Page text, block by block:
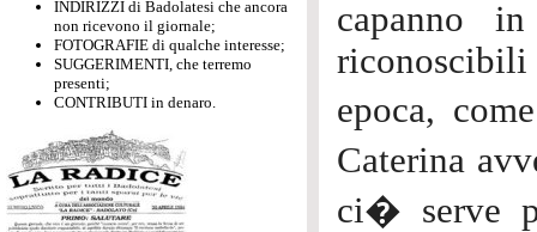
INDIRIZZI di Badolatesi che ancora
non ricevono il giornale;
FOTOGRAFIE di qualche interesse;
SUGGERIMENTI, che terremo
presenti;
CONTRIBUTI in denaro.
capanno
riconoscibili
epoca,
Caterina
ci� serve